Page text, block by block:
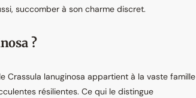
succomber à son charme discret.
?
Crassula lanuginosa appartient à la vaste famille
résilientes. Ce qui le distingue